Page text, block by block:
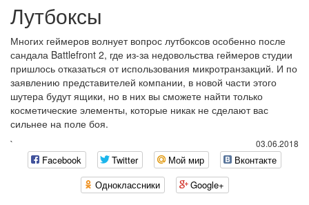
Лутбоксы
Многих геймеров волнует вопрос лутбоксов особенно после
сандала Battlefront 2, где из-за недовольства геймеров студии
пришлось отказаться от использования микротранзакций. И по
заявлению представителей компании, в новой части этого
шутера будут ящики, но в них вы сможете найти только
косметические элементы, которые никак не сделают вас
сильнее на поле боя.
03.06.2018
`
Facebook Twitter Мой мир
Вконтакте
Одноклассники
Google+